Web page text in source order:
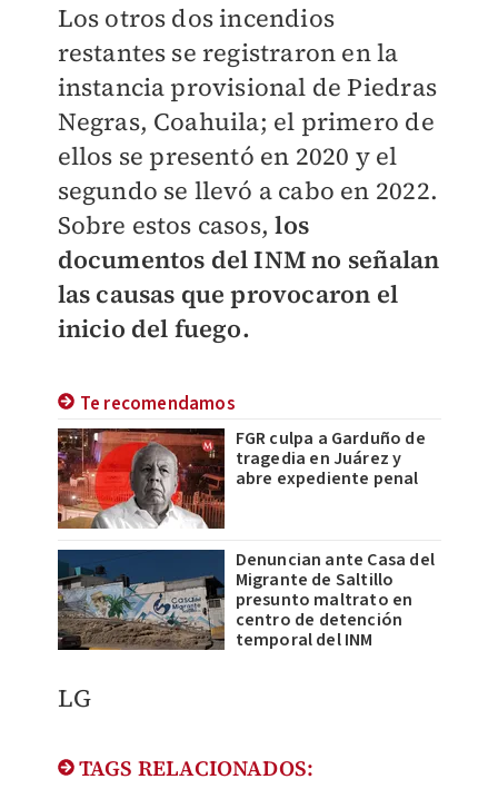
Los otros dos incendios
restantes se registraron en la
instancia provisional de Piedras
Negras, Coahuila; el primero de
ellos se presentó en 2020 y el
segundo se llevó a cabo en 2022.
Sobre estos casos,los
documentos del INM no señalan
las causas que provocaron el
inicio del fuego.
Te recomendamos
FGR culpa a Garduño de
tragedia en Juárez y
abre expediente penal
Denuncian ante Casa del
Migrante de Saltillo
presunto maltrato en
centro de detención
temporal del INM
LG
TAGS RELACIONADOS: